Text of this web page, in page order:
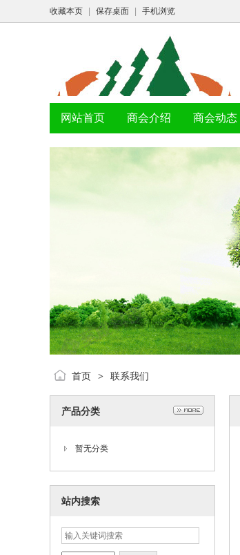
收藏本页 保存桌面 手机浏览
网站首页 商会介绍 商会动态
首页 > 联系我们
产品分类
暂无分类
站内搜索